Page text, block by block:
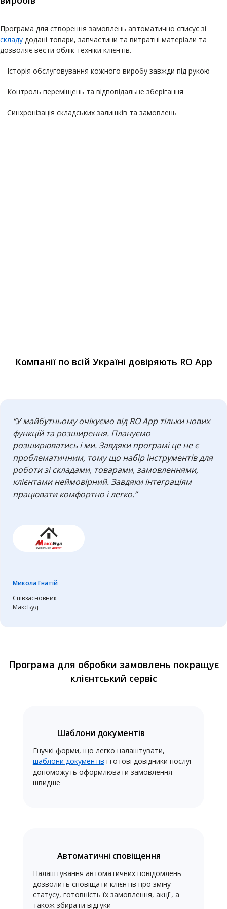
Програма для створення замовлень автоматично списує зі
складу додані товари, запчастини та витратні матеріали та
дозволяє вести облік техніки клієнтів.
Історія обслуговування кожного виробу завжди під рукою
Контроль переміщень та відповідальне зберігання
Синхронізація складських залишків та замовлень
Компанії по всій Україні довіряють RO App
“У майбутньому очікуємо від RO App тільки нових
функцій та розширення. Плануємо
розширюватись і ми. Завдяки програмі це не є
проблематичним, тому що набір інструментів для
роботи зі складами, товарами, замовленнями,
клієнтами неймовірний. Завдяки інтеграціям
працювати комфортно і легко.”
Микола Гнатій
Співзасновник
МаксБуд
Програма для обробки замовлень покращує
клієнтський сервіс
Шаблони документів
Гнучкі форми, що легко налаштувати,
шаблони документів і готові довідники послуг
допоможуть оформлювати замовлення
швидше
Автоматичні сповіщення
Налаштування автоматичних повідомлень
дозволить сповіщати клієнтів про зміну
статусу, готовність їх замовлення, акції, а
також збирати відгуки